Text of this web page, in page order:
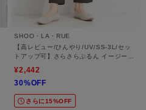
SHOO・LA・RUE
【高レビュー/ひんやり/UV/SS-3L/セッ
トアップ可】さらさらぷるん イージーテ
ーパードパンツ
¥2,442
30%OFF
さらに15%OFF